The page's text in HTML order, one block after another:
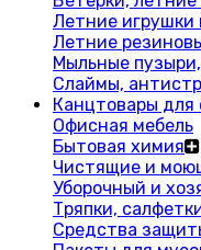
Летние игрушки
Летние
Мыльные
Слаймы,
Канцтовары для
Офисная мебель
Бытовая химия
Чистящие и
Уборочный и
Тряпки,
Средства